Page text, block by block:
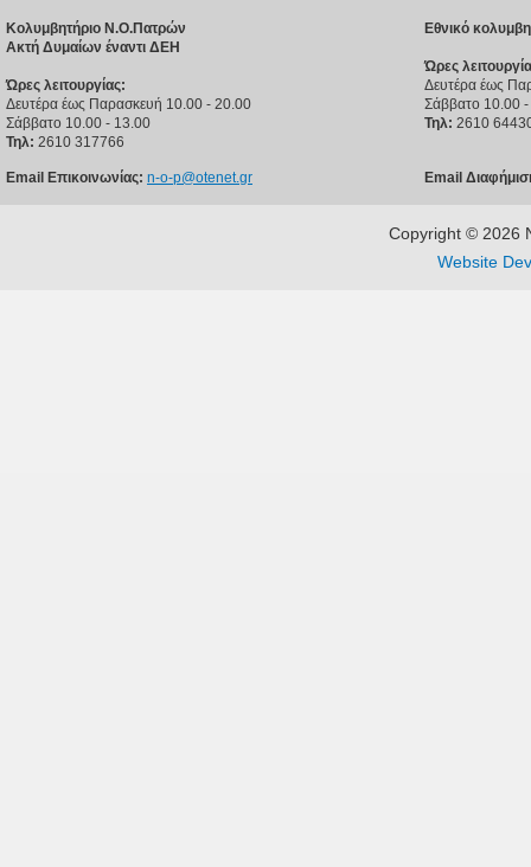
Κολυμβητήριο Ν.Ο.Πατρών
Ακτή Δυμαίων έναντι ΔΕΗ
Ώρες λειτουργίας:
Δευτέρα έως Παρασκευή 10.00 - 20.00
Σάββατο 10.00 - 13.00
Τηλ: 2610 317766
Email Επικοινωνίας: n-o-p@otenet.gr
Εθνικό
Ώρες
Δευτέρα έως
Σάββατο 10.00
Τηλ: 2610
Email
Copyright © 2026
Website